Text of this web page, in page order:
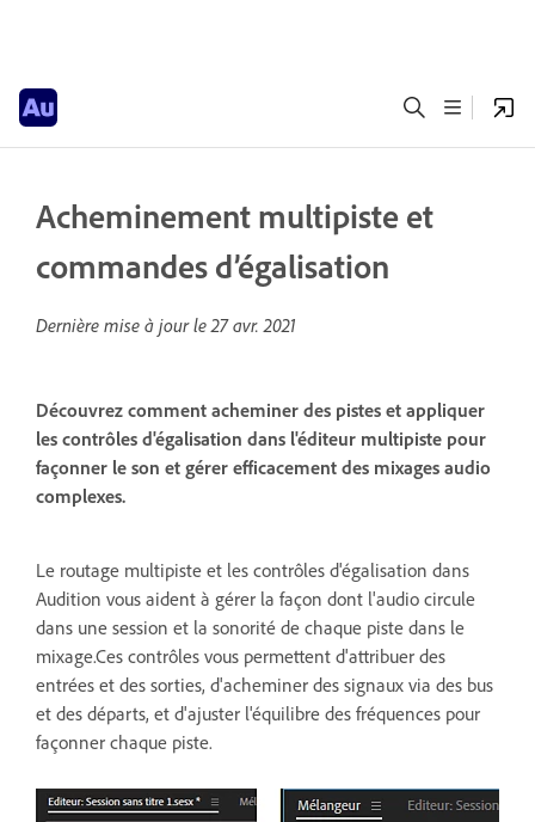
Acheminement multipiste et
commandes d’égalisation
Dernière mise à jour le27 avr. 2021
Découvrez comment acheminer des pistes et appliquer
les contrôles d'égalisation dans l'éditeur multipiste pour
façonner le son et gérer efficacement des mixages audio
complexes.
Le routage multipiste et les contrôles d'égalisation dans
Audition vous aident à gérer la façon dont l'audio circule
dans une session et la sonorité de chaque piste dans le
mixage.Ces contrôles vous permettent d'attribuer des
entrées et des sorties, d'acheminer des signaux via des bus
et des départs, et d'ajuster l'équilibre des fréquences pour
façonner chaque piste.